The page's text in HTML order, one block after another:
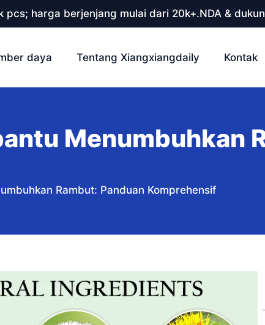
pcs; harga berjenjang mulai dari 20k+.NDA &
daya Tentang Xiangxiangdaily Kontak
Menumbuhkan
Rambut: Panduan Komprehensif